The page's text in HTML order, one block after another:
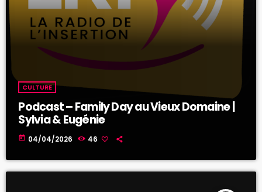
CULTURE
Podcast – Family Day au Vieux Domaine |
Sylvia & Eugénie
today 04/04/2026 46